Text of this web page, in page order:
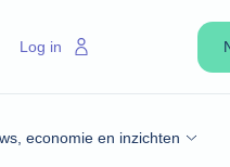
economie en inzichten
Log in